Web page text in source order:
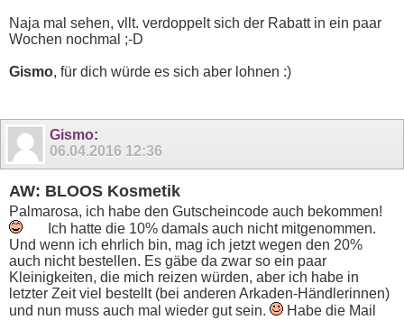
Naja mal sehen, vllt. verdoppelt sich der Rabatt in ein paar
Wochen nochmal ;-D
Gismo, für dich würde es sich aber lohnen :)
Gismo:
06.04.2016 12:36
AW: BLOOS Kosmetik
Palmarosa, ich habe den Gutscheincode auch bekommen!
Ich hatte die 10% damals auch nicht mitgenommen.
Und wenn ich ehrlich bin, mag ich jetzt wegen den 20%
auch nicht bestellen. Es gäbe da zwar so ein paar
Kleinigkeiten, die mich reizen würden, aber ich habe in
letzter Zeit viel bestellt (bei anderen Arkaden-Händlerinnen)
und nun muss auch mal wieder gut sein.
Habe die Mail